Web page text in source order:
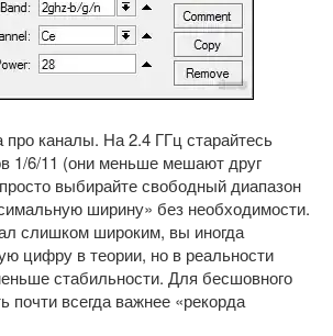
про каналы. На 2.4 ГГц старайтесь
1/6/11 (они меньше мешают друг
выбирайте свободный диапазон
ширину» без необходимости.
слишком широким, вы иногда
цифру в теории, но в реальности
стабильности. Для бесшовного
почти всегда важнее «рекорда